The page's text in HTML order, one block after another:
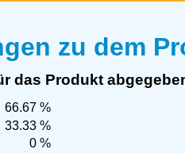
zu dem
das Produkt
66.67 %
33.33 %
0 %